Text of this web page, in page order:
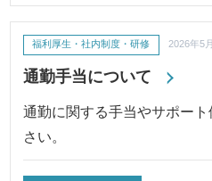
通勤手当について
福利厚生・社内制度・研修 2026年5
通勤に関する手当やサポー
さい。